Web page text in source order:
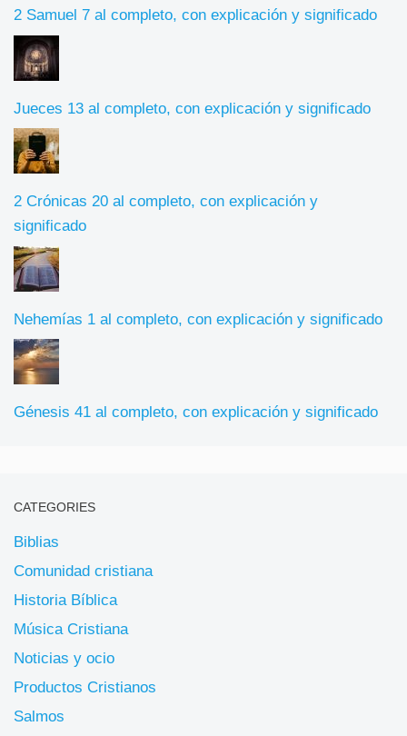
2 Samuel 7 al completo, con explicación y significado
Jueces 13 al completo, con explicación y significado
2 Crónicas 20 al completo, con explicación y
significado
Nehemías 1 al completo, con explicación y significado
Génesis 41 al completo, con explicación y significado
CATEGORIES
Biblias
Comunidad cristiana
Historia Bíblica
Música Cristiana
Noticias y ocio
Productos Cristianos
Salmos